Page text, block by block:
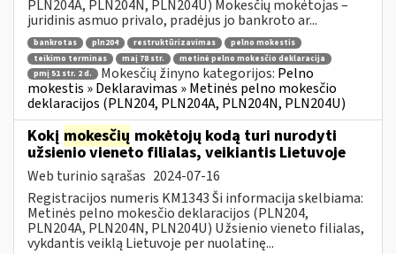
PLN204A, PLN204N, PLN204U) Mokesčių mokėtojas –
juridinis asmuo privalo, pradėjus jo bankroto ar...
bankrotas pln204 restruktūrizavimas
pelno mokestis
teikimo terminas
maį 78 str.
metinė pelno mokesčio deklaracija
pmį 51 str. 2 d.
Mokesčių žinyno kategorijos: Pelno
mokestis » Deklaravimas » Metinės pelno mokesčio
deklaracijos (PLN204, PLN204A, PLN204N, PLN204U)
Kokį mokesčių mokėtojų kodą turi nurodyti
užsienio vieneto filialas, veikiantis Lietuvoje
Web turinio sąrašas 2024-07-16
Registracijos numeris KM1343 Ši informacija skelbiama:
Metinės pelno mokesčio deklaracijos (PLN204,
PLN204A, PLN204N, PLN204U) Užsienio vieneto filialas,
vykdantis veiklą Lietuvoje per nuolatinę...